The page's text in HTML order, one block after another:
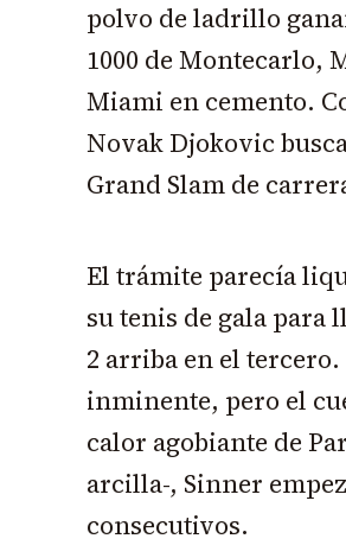
polvo de ladrillo
1000 de Montecarlo,
Miami en cemento.
Novak Djokovic
Grand Slam de
El trámite parecía
su tenis de gala para
2 arriba en el
inminente, pero el
calor agobiante de
arcilla-, Sinner
consecutivos.